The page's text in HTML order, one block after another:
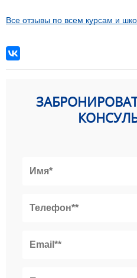
Все отзывы по всем курсам и